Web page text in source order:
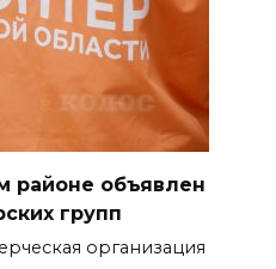
особняка
районе объявлен
групп
организация